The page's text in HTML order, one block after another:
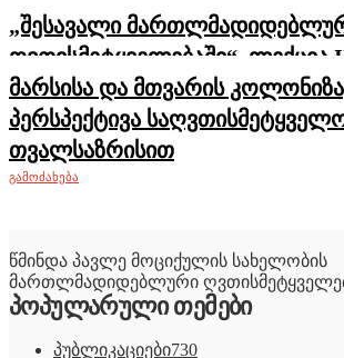
„შესავალი
ღვთისმეტყველებაში“, ლექცია
მარსისა და მთვარის
პერსპექტივა
თვალსაზრისით
ᲒᲐᲛᲝᲫᲐᲮᲔᲑᲐ
წმინდა პავლე მოციქულის სახელობის
მართლმადიდებლური
პოპულარული თემები
პუბლიკაციები730